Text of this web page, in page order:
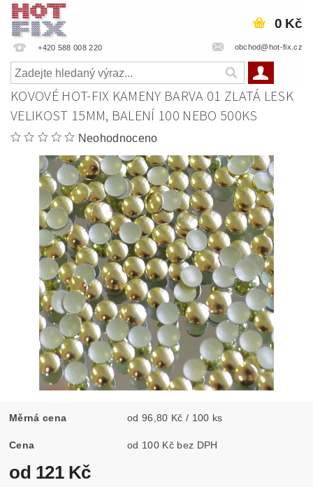
+420 588 008 220 obchod@hot-fix.cz
0 Kč
KOVOVÉ HOT-FIX KAMENY BARVA 01 ZLATÁ LESK
VELIKOST 15MM, BALENÍ 100 NEBO 500KS
Neohodnoceno
Měrná cena od 96,80 Kč / 100 ks
Cena od 100 Kč bez DPH
od 121 Kč